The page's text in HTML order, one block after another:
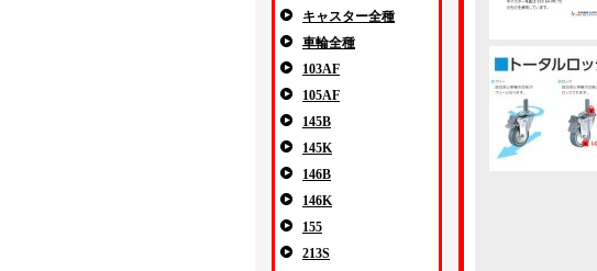
キャスター全種
車輪全種
103AF
105AF
145B
145K
146B
146K
155
213S